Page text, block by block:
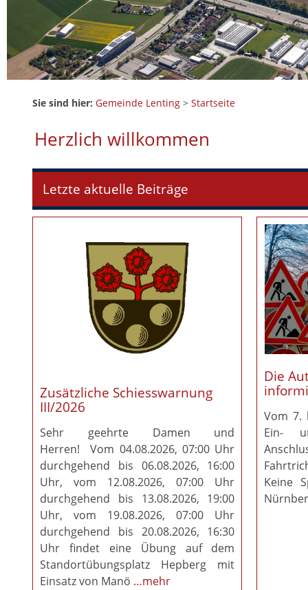
Sie sind hier: Gemeinde Lenting > Startseite
Herzlich willkommen
Letzte aktuelle Beiträge
Zusätzliche Schiesswarnung
III/2026
Sehr geehrte Damen und
Herren! Vom 04.08.2026, 07:00 Uhr
durchgehend bis 06.08.2026, 16:00
Uhr, vom 12.08.2026, 07:00 Uhr
durchgehend bis 13.08.2026, 19:00
Uhr, vom 19.08.2026, 07:00 Uhr
durchgehend bis 20.08.2026, 16:30
Uhr findet eine Übung auf dem
Standortübungsplatz Hepberg mit
Einsatz von Manö …mehr
Die
Vom 7.
Ein-
Keine